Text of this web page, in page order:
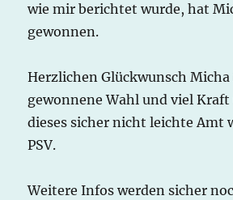
wie mir berichtet wurde, hat
gewonnen.
Herzlichen Glückwunsch Micha
gewonnene Wahl und viel
dieses sicher nicht leichte Amt
PSV.
Weitere Infos werden sicher